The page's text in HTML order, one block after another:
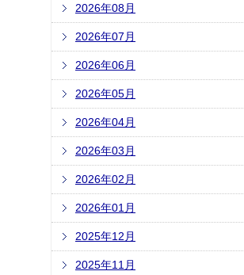
2026年08月
2026年07月
2026年06月
2026年05月
2026年04月
2026年03月
2026年02月
2026年01月
2025年12月
2025年11月